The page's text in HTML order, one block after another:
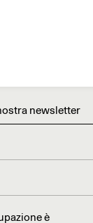
newsletter
è